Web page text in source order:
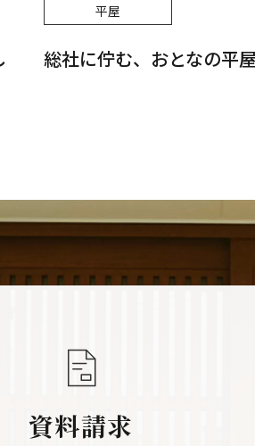
平屋
総社に佇む、おとなの平屋
資料請求